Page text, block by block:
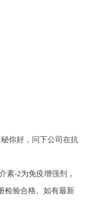
你好，问下公司在抗
素-2为免疫增强剂，
检验合格。如有最新